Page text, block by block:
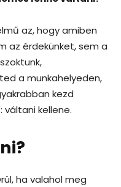
az, hogy amiben
az érdekünket, sem a
a munkahelyeden,
kezd
kellene.
ha valahol meg